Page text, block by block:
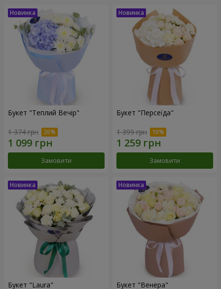
Букет "Теплий Вечір"
1 374 грн
Замовити
Букет "Персеїда"
1 399 грн
Замовити
Букет "Laura" Букет "Венера"